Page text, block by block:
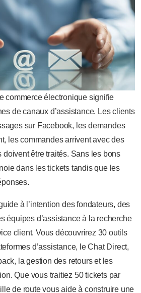
commerce électronique signifie
de canaux d’assistance. Les clients
sur Facebook, les demandes
les commandes arrivent avec des
doivent être traités. Sans les bons
dans les tickets tandis que les
à l’intention des fondateurs, des
équipes d’assistance à la recherche
client. Vous découvrirez 30 outils
d’assistance, le Chat Direct,
la gestion des retours et les
Que vous traitiez 50 tickets par
de route vous aide à construire une